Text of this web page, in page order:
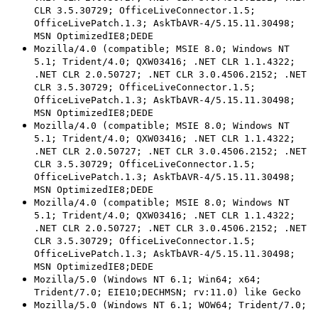
CLR 3.5.30729; OfficeLiveConnector.1.5;
OfficeLivePatch.1.3; AskTbAVR-4/5.15.11.30498;
MSN OptimizedIE8;DEDE
Mozilla/4.0 (compatible; MSIE 8.0; Windows NT
5.1; Trident/4.0; QXW03416; .NET CLR 1.1.4322;
.NET CLR 2.0.50727; .NET CLR 3.0.4506.2152; .NET
CLR 3.5.30729; OfficeLiveConnector.1.5;
OfficeLivePatch.1.3; AskTbAVR-4/5.15.11.30498;
MSN OptimizedIE8;DEDE
Mozilla/4.0 (compatible; MSIE 8.0; Windows NT
5.1; Trident/4.0; QXW03416; .NET CLR 1.1.4322;
.NET CLR 2.0.50727; .NET CLR 3.0.4506.2152; .NET
CLR 3.5.30729; OfficeLiveConnector.1.5;
OfficeLivePatch.1.3; AskTbAVR-4/5.15.11.30498;
MSN OptimizedIE8;DEDE
Mozilla/4.0 (compatible; MSIE 8.0; Windows NT
5.1; Trident/4.0; QXW03416; .NET CLR 1.1.4322;
.NET CLR 2.0.50727; .NET CLR 3.0.4506.2152; .NET
CLR 3.5.30729; OfficeLiveConnector.1.5;
OfficeLivePatch.1.3; AskTbAVR-4/5.15.11.30498;
MSN OptimizedIE8;DEDE
Mozilla/5.0 (Windows NT 6.1; Win64; x64;
Trident/7.0; EIE10;DECHMSN; rv:11.0) like Gecko
Mozilla/5.0 (Windows NT 6.1; WOW64; Trident/7.0;